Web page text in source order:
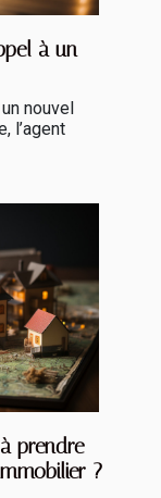
à un
nouvel
l’agent
prendre
?